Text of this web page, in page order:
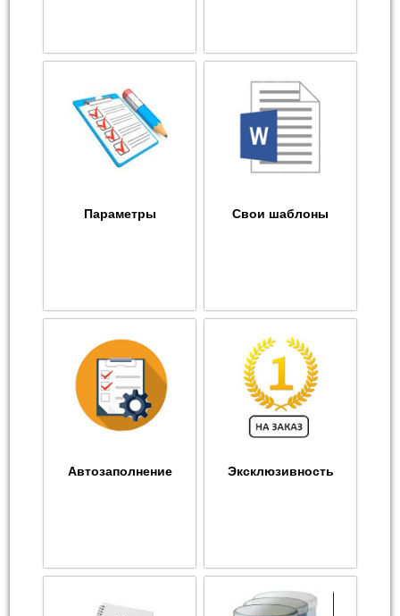
Параметры Свои шаблоны
Автозаполнение Эксклюзивность